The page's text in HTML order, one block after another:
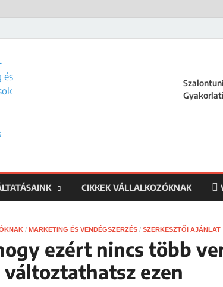
CIKKEK VÁLLALKOZÓKNAK
/ MARKETING ÉS VENDÉGSZERZÉS / SZERKESZTŐI AJÁNLAT
ezért nincs több
ezen